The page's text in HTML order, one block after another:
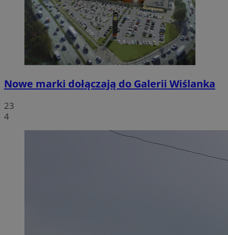
Nowe marki dołączają do Galerii Wiślanka
23
4